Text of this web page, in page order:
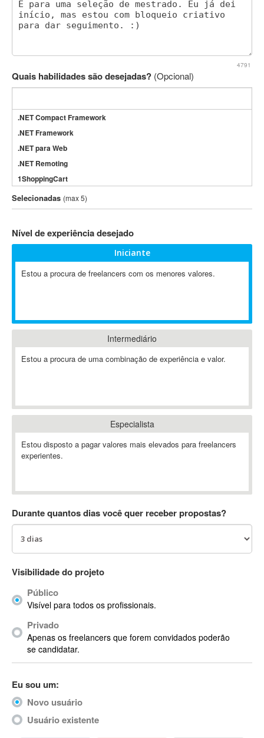
4791
Quais habilidades são desejadas? (Opcional)
.NET Compact Framework
.NET Framework
.NET para Web
.NET Remoting
1ShoppingCart
3DS Max
3GSM
802.11
A-GPS
ABAP
Abaqus
ABBYY FineReader
Ableton
Ableton Push
Abstract
AC3
ACID Pro
ACPI
Acrobat
Acrobat X
Acronis
ACT
Actimize
ActionScript
ActionScript 3
Selecionadas (max 5)
Nível de experiência desejado
Iniciante
Estou a procura de freelancers com os menores valores.
Intermediário
Estou a procura de uma combinação de experiência e valor.
Especialista
Estou disposto a pagar valores mais elevados para freelancers
experientes.
Durante quantos dias você quer receber propostas?
Visibilidade do projeto
Público
Visível para todos os profissionais.
Privado
Apenas os freelancers que forem convidados poderão
se candidatar.
Eu sou um:
Novo usuário
Usuário existente